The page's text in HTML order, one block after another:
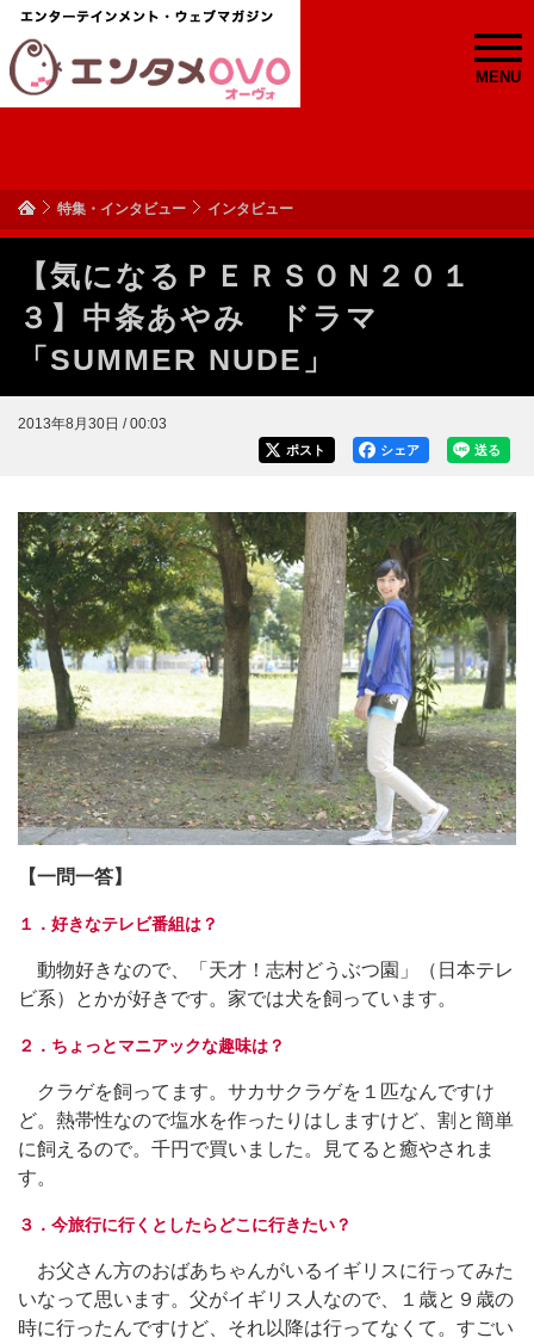
MENU
特集・インタビュー インタビュー
【気になるＰＥＲＳＯＮ２０１
３】中条あやみ ドラマ
「SUMMER NUDE」
2013年8月30日 / 00:03
送る
シェア
ポスト
【一問一答】
１．好きなテレビ番組は？
動物好きなので、「天才！志村どうぶつ園」（日本テレ
ビ系）とかが好きです。家では犬を飼っています。
２．ちょっとマニアックな趣味は？
クラゲを飼ってます。サカサクラゲを１匹なんですけ
ど。熱帯性なので塩水を作ったりはしますけど、割と簡単
に飼えるので。千円で買いました。見てると癒やされま
す。
３．今旅行に行くとしたらどこに行きたい？
お父さん方のおばあちゃんがいるイギリスに行ってみた
いなって思います。父がイギリス人なので、１歳と９歳の
時に行ったんですけど、それ以降は行ってなくて。すごい